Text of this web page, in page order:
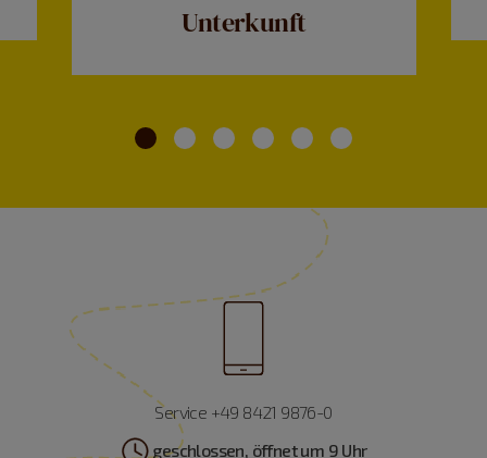
Unterkunft
Service +49 8421 9876-0
geschlossen, öffnet um 9 Uhr